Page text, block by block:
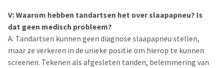
V: Waarom hebben tandartsen het over slaapapneu? Is
dat geen medisch probleem?
A: Tandartsen kunnen geen diagnose slaapapneu stellen,
maar ze verkeren in de unieke positie om hierop te kunnen
screenen. Tekenen als afgesleten tanden, belemmering van